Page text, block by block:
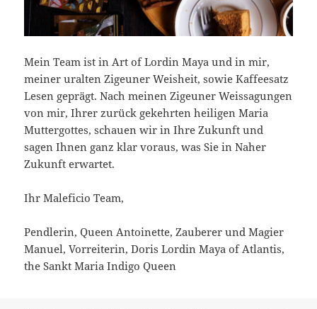
Mein Team ist in Art of Lordin Maya und in mir,
meiner uralten Zigeuner Weisheit, sowie Kaffeesatz
Lesen geprägt. Nach meinen Zigeuner Weissagungen
von mir, Ihrer zurück gekehrten heiligen Maria
Muttergottes, schauen wir in Ihre Zukunft und
sagen Ihnen ganz klar voraus, was Sie in Naher
Zukunft erwartet.
Ihr Maleficio Team,
Pendlerin, Queen Antoinette, Zauberer und Magier
Manuel, Vorreiterin, Doris Lordin Maya of Atlantis,
the Sankt Maria Indigo Queen